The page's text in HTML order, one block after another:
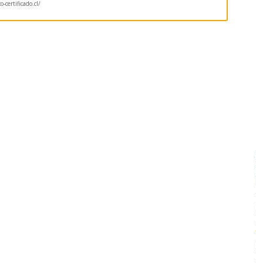
certificado.cl/